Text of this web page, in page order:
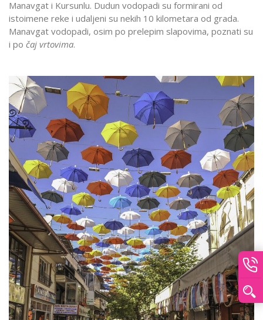
Manavgat i Kursunlu. Dudun vodopadi su formirani od
istoimene reke i udaljeni su nekih 10 kilometara od grada.
Manavgat vodopadi, osim po prelepim slapovima, poznati su
i po čaj vrtovima.